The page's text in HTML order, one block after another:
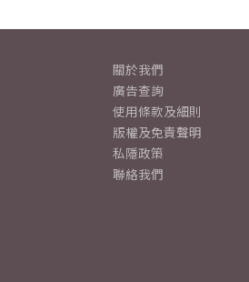
關於我們
廣告查詢
使用條款及細則
版權及免責聲明
私隱政策
聯絡我們